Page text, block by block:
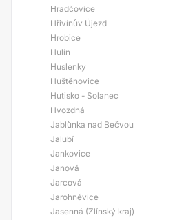
Hradčovice
Hřivínův Újezd
Hrobice
Hulín
Huslenky
Huštěnovice
Hutisko - Solanec
Hvozdná
Jablůnka nad Bečvou
Jalubí
Jankovice
Janová
Jarcová
Jarohněvice
Jasenná (Zlínský kraj)